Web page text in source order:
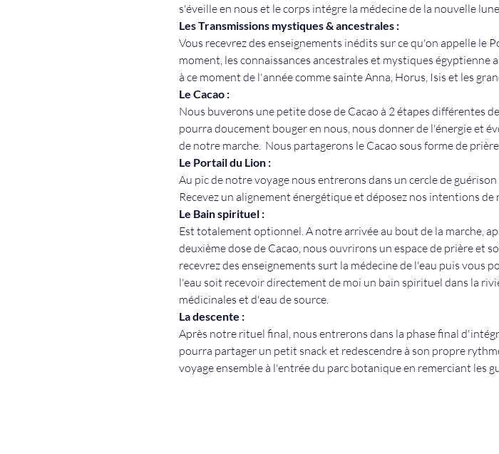
s'éveille en nous et le corps intégre la médecine de la nouvelle
Les Transmissions mystiques & ancestrales :
Vous recevrez des enseignements inédits sur ce qu'on appelle le
moment, les connaissances ancestrales et mystiques égyptienne
à ce moment de l'année comme sainte Anna, Horus, Isis et les
Le Cacao :
Nous buverons une petite dose de Cacao à 2 étapes différentes
pourra doucement bouger en nous, nous donner de l'énergie et
de notre marche.  Nous partagerons le Cacao sous forme de
Le Portail du Lion :
Au pic de notre voyage nous entrerons dans un cercle de
Recevez un alignement énergétique et déposez nos intentions
Le Bain spirituel :
Est totalement optionnel. A notre arrivée au bout de la marche,
deuxième dose de Cacao, nous ouvrirons un espace de prière et
recevrez des enseignements surt la médecine de l'eau puis vous
l'eau soit recevoir directement de moi un bain spirituel dans la
médicinales et d'eau de source.
La descente :
Après notre rituel final, nous entrerons dans la phase final
pourra partager un petit snack et redescendre à son propre
voyage ensemble à l'entrée du parc botanique en remerciant les